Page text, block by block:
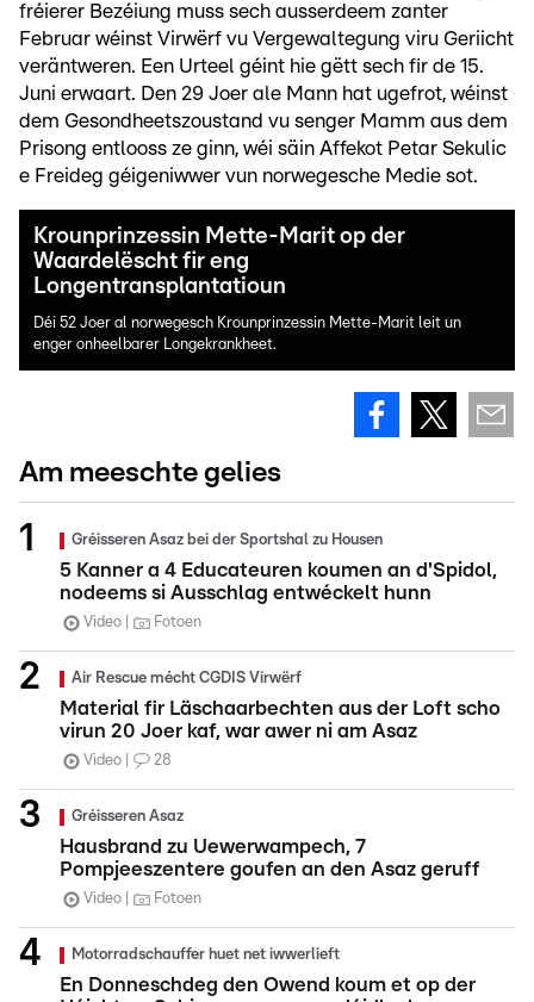
fréierer Bezéiung muss sech ausserdeem zanter
Februar wéinst Virwërf vu Vergewaltegung viru Geriicht
veräntweren. Een Urteel géint hie gëtt sech fir de 15.
Juni erwaart. Den 29 Joer ale Mann hat ugefrot, wéinst
dem Gesondheetszoustand vu senger Mamm aus dem
Prisong entlooss ze ginn, wéi säin Affekot Petar Sekulic
e Freideg géigeniwwer vun norwegesche Medie sot.
Krounprinzessin Mette-Marit op der
Waardelëscht fir eng
Longentransplantatioun
Déi 52 Joer al norwegesch Krounprinzessin Mette-Marit leit un
enger onheelbarer Longekrankheet.
Am meeschte gelies
Gréisseren Asaz bei der Sportshal zu Housen
5 Kanner a 4 Educateuren koumen an d'Spidol,
nodeems si Ausschlag entwéckelt hunn
Video Fotoen
Air Rescue mécht CGDIS Virwërf
Material fir Läschaarbechten aus der Loft scho
virun 20 Joer kaf, war awer ni am Asaz
Video 28
Gréisseren Asaz
Hausbrand zu Uewerwampech, 7
Pompjeeszentere goufen an den Asaz geruff
Video Fotoen
Motorradschauffer huet net iwwerlieft
En Donneschdeg den Owend koum et op der